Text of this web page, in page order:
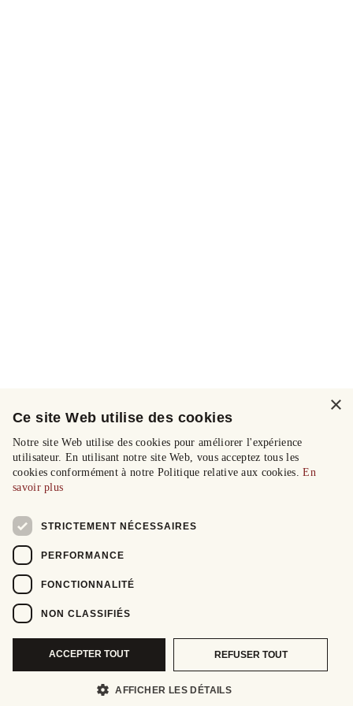
×
Ce site Web utilise des cookies
Notre site Web utilise des cookies pour améliorer l'expérience
utilisateur. En utilisant notre site Web, vous acceptez tous les
cookies conformément à notre Politique relative aux cookies.En
savoir plus
STRICTEMENT NÉCESSAIRES
PERFORMANCE
FONCTIONNALITÉ
NON CLASSIFIÉS
ACCEPTER TOUT REFUSER TOUT
AFFICHER LES DÉTAILS